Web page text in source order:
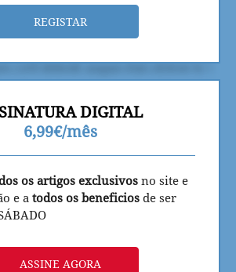
REGISTAR
DIGITAL
6,99€/mês
os artigos exclusivos no site e
e atodos os beneficios de ser
ASSINE AGORA